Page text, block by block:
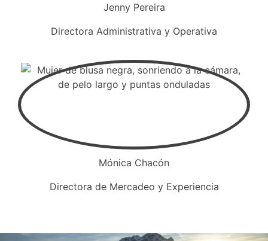
Jenny Pereira
Directora Administrativa y Operativa
Mónica Chacón
Directora de Mercadeo y Experiencia